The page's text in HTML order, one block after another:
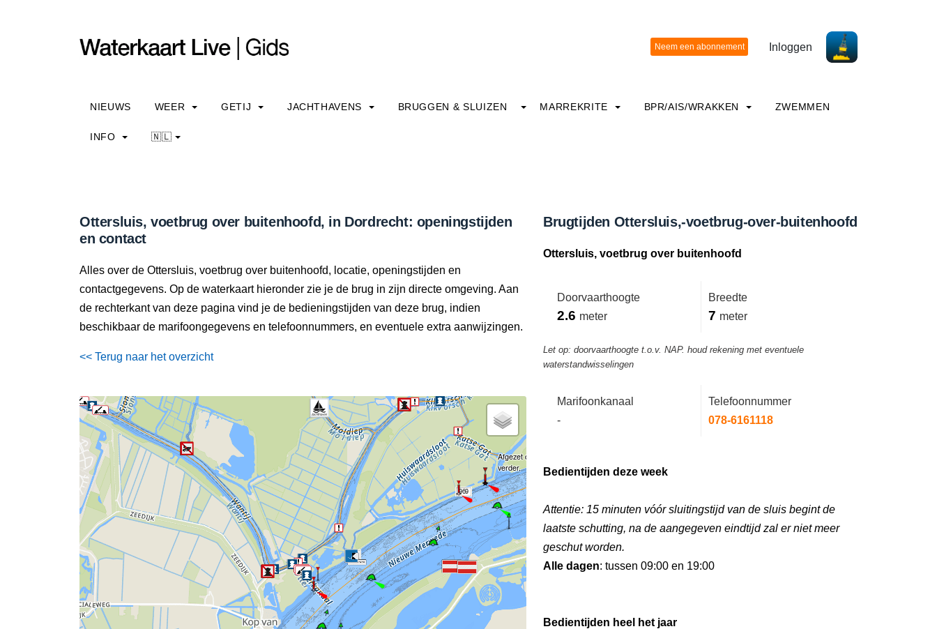
Inloggen
NIEUWS WEER GETIJ JACHTHAVENS BRUGGEN & SLUIZEN MARREKRITE BPR/AIS/WRAKKEN ZWEMMEN
INFO 🇳🇱
Ottersluis, voetbrug over buitenhoofd, in Dordrecht: openingstijden
en contact
Alles over de Ottersluis, voetbrug over buitenhoofd, locatie, openingstijden en
contactgegevens. Op de waterkaart hieronder zie je de brug in zijn directe omgeving. Aan
de rechterkant van deze pagina vind je de bedieningstijden van deze brug, indien
beschikbaar de marifoongegevens en telefoonnummers, en eventuele extra aanwijzingen.
<< Terug naar het overzicht
969
970
Afgezet door middel van een boeien. Je kunt niet
verder.
Brugtijden Ottersluis,-voetbrug-over-buitenhoofd
Ottersluis, voetbrug over buitenhoofd
Doorvaarthoogte
2.6 meter
Breedte
7 meter
Let op: doorvaarthoogte t.o.v. NAP. houd rekening met eventuele
waterstandwisselingen
Marifoonkanaal
-
Telefoonnummer
078-6161118
Bedientijden deze week
Attentie: 15 minuten vóór sluitingstijd van de sluis begint de
laatste schutting, na de aangegeven eindtijd zal er niet meer
geschut worden.
Alle dagen: tussen 09:00 en 19:00
Bedientijden heel het jaar